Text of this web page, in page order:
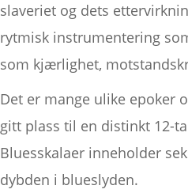
slaveriet og dets
rytmisk instrumentering
som kjærlighet,
Det er mange ulike epoker
gitt plass til en distinkt 12-
Bluesskalaer inneholder
dybden i blueslyden.